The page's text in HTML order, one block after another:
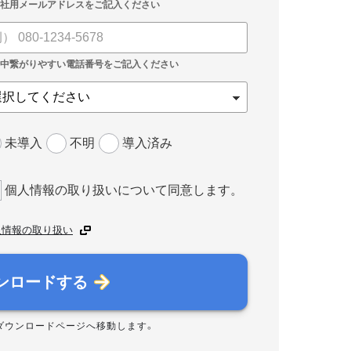
未導入 不明 導入済み
個人情報の取り扱いについて同意します。
報の取り扱い
ロードする
ウンロードページへ移動します。